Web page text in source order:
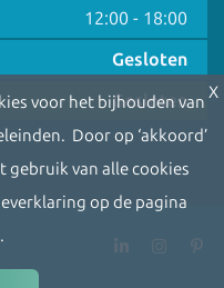
12:00 - 18:00
Gesloten
Gesloten
voor het bijhouden van
Door op ‘akkoord’
gebruik van alle cookies
op de pagina
.
X